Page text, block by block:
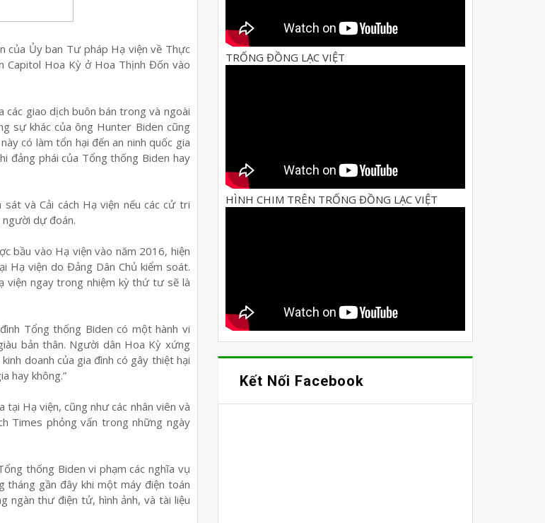
của Ủy ban Tư pháp Hạ viện về Thực
Capitol Hoa Kỳ ở Hoa Thịnh Đốn vào
các giao dịch buôn bán trong và ngoài
sự khác của ông Hunter Biden cũng
có làm tổn hại đến an ninh quốc gia
đảng phái của Tổng thống Biden hay
và Cải cách Hạ viện nếu các cử tri
dự đoán.
bầu vào Hạ viện vào năm 2016, hiện
Hạ viện do Đảng Dân Chủ kiểm soát.
viện ngay trong nhiệm kỳ thứ tư sẽ là
Tổng thống Biden có một hành vi
bản thân. Người dân Hoa Kỳ xứng
doanh của gia đình có gây thiệt hại
hay không.”
Hạ viện, cũng như các nhân viên và
Times phỏng vấn trong những ngày
thống Biden vi phạm các nghĩa vụ
tháng gần đây khi một máy điện toán
ngàn thư điện tử, hình ảnh, và tài liệu
TRỐNG ĐỒNG LẠC VIỆT
HÌNH CHIM TRÊN TRỐNG ĐỒNG LẠC VIỆT
Kết Nối Facebook